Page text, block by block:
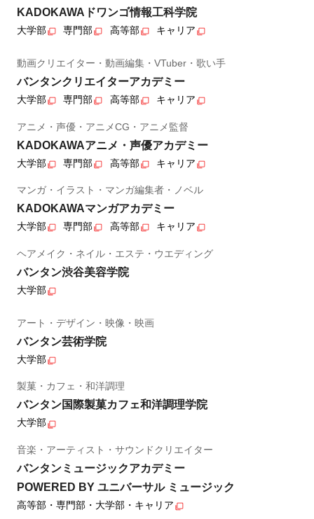
KADOKAWAドワンゴ情報工科学院
大学部 専門部 高等部 キャリア
動画クリエイター・動画編集・VTuber・歌い手
バンタンクリエイターアカデミー
大学部 専門部 高等部 キャリア
アニメ・声優・アニメCG・アニメ監督
KADOKAWAアニメ・声優アカデミー
大学部 専門部 高等部 キャリア
マンガ・イラスト・マンガ編集者・ノベル
KADOKAWAマンガアカデミー
大学部 専門部 高等部 キャリア
ヘアメイク・ネイル・エステ・ウエディング
バンタン渋谷美容学院
大学部
アート・デザイン・映像・映画
バンタン芸術学院
大学部
製菓・カフェ・和洋調理
バンタン国際製菓カフェ和洋調理学院
大学部
音楽・アーティスト・サウンドクリエイター
バンタンミュージックアカデミー
POWERED BY ユニバーサル ミュージック
高等部・専門部・大学部・キャリア